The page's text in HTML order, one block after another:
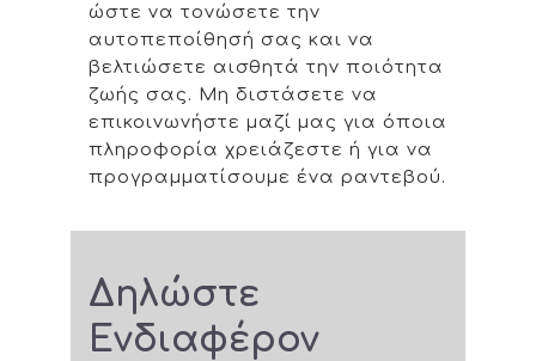
ώστε να τονώσετε την
αυτοπεποίθησή σας και να
βελτιώσετε αισθητά την ποιότητα
ζωής σας. Μη διστάσετε να
επικοινωνήστε μαζί μας για όποια
πληροφορία χρειάζεστε ή για να
προγραμματίσουμε ένα ραντεβού.
Δηλώστε
Ενδιαφέρον